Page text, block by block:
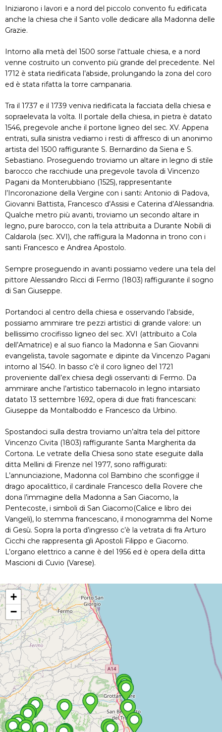
Iniziarono i lavori e a nord del piccolo convento fu edificata
anche la chiesa che il Santo volle dedicare alla Madonna delle
Grazie.
Intorno alla metà del 1500 sorse l’attuale chiesa, e a nord
venne costruito un convento più grande del precedente. Nel
1712 è stata riedificata l’abside, prolungando la zona del coro
ed è stata rifatta la torre campanaria.
Tra il 1737 e il 1739 veniva riedificata la facciata della chiesa e
sopraelevata la volta. Il portale della chiesa, in pietra è datato
1546, pregevole anche il portone ligneo del sec. XV. Appena
entrati, sulla sinistra vediamo i resti di affresco di un anonimo
artista del 1500 raffigurante S. Bernardino da Siena e S.
Sebastiano. Proseguendo troviamo un altare in legno di stile
barocco che racchiude una pregevole tavola di Vincenzo
Pagani da Monterubbiano (1525), rappresentante
l’Incoronazione della Vergine con i santi: Antonio di Padova,
Giovanni Battista, Francesco d’Assisi e Caterina d’Alessandria.
Qualche metro più avanti, troviamo un secondo altare in
legno, pure barocco, con la tela attribuita a Durante Nobili di
Caldarola (sec. XVI), che raffigura la Madonna in trono con i
santi Francesco e Andrea Apostolo.
Sempre proseguendo in avanti possiamo vedere una tela del
pittore Alessandro Ricci di Fermo (1803) raffigurante il sogno
di San Giuseppe.
Portandoci al centro della chiesa e osservando l’abside,
possiamo ammirare tre pezzi artistici di grande valore: un
bellissimo crocifisso ligneo del sec. XVI (attribuito a Cola
dell’Amatrice) e al suo fianco la Madonna e San Giovanni
evangelista, tavole sagomate e dipinte da Vincenzo Pagani
intorno al 1540. In basso c’è il coro ligneo del 1721
proveniente dall’ex chiesa degli osservanti di Fermo. Da
ammirare anche l’artistico tabernacolo in legno intarsiato
datato 13 settembre 1692, opera di due frati francescani:
Giuseppe da Montalboddo e Francesco da Urbino.
Spostandoci sulla destra troviamo un’altra tela del pittore
Vincenzo Civita (1803) raffigurante Santa Margherita da
Cortona. Le vetrate della Chiesa sono state eseguite dalla
ditta Mellini di Firenze nel 1977, sono raffigurati:
L’annunciazione, Madonna col Bambino che sconfigge il
drago apocalittico, il cardinale Francesco della Rovere che
dona l’immagine della Madonna a San Giacomo, la
Pentecoste, i simboli di San Giacomo(Calice e libro dei
Vangeli), lo stemma francescano, il monogramma del Nome
di Gesù. Sopra la porta d’ingresso c’è la vetrata di fra Arturo
Cicchi che rappresenta gli Apostoli Filippo e Giacomo.
L’organo elettrico a canne è del 1956 ed è opera della ditta
Mascioni di Cuvio (Varese).
+
−